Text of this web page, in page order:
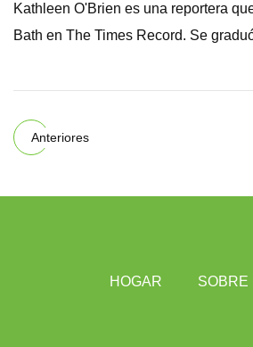
Kathleen O'Brien es una reportera
Bath en The Times Record. Se
Anteriores
HOGAR SOBRE